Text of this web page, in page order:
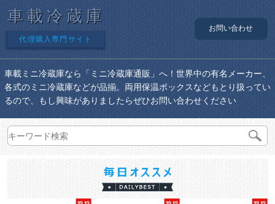
車載冷蔵庫
代理購入専門サイト
お問い合わせ
車載ミニ冷蔵庫なら「ミニ冷蔵庫通販」へ！世界中の有名メーカー、
各式のミニ冷蔵庫などが品揃。両用保温ボックスなどもとり扱ってい
るので、もし興味がありましたらぜひお問い合わせください